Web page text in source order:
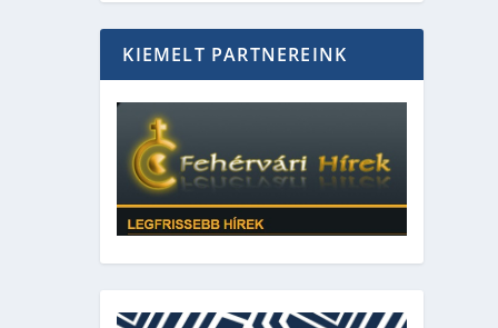
KIEMELT PARTNEREINK